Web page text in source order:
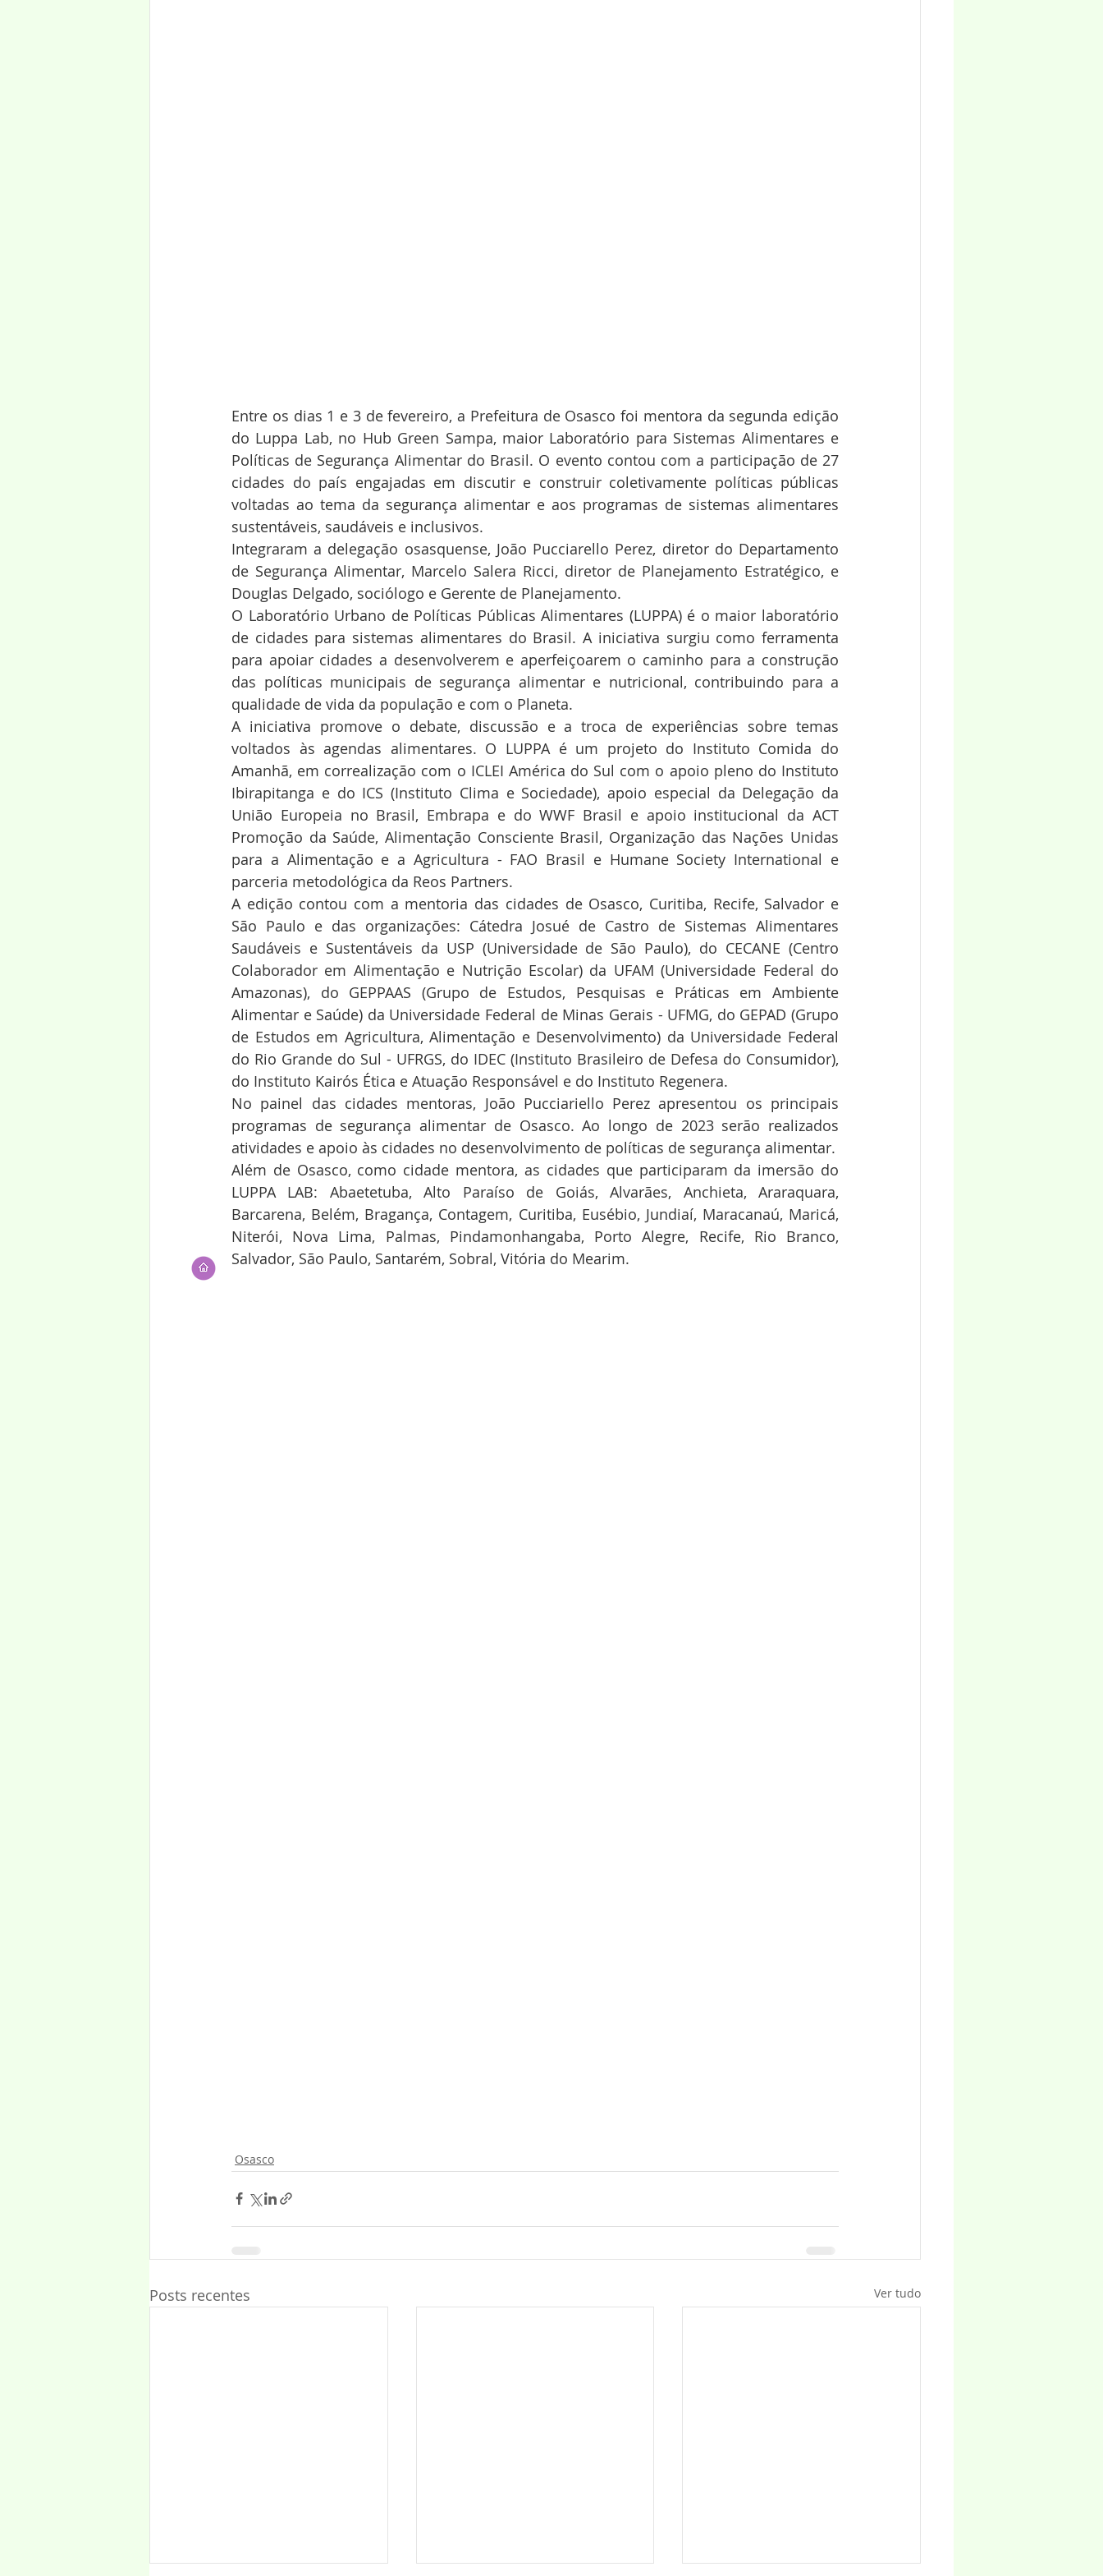
Entre os dias 1 e 3 de fevereiro, a Prefeitura de Osasco foi mentora da segunda edição
do Luppa Lab, no Hub Green Sampa, maior Laboratório para Sistemas Alimentares e
Políticas de Segurança Alimentar do Brasil. O evento contou com a participação de 27
cidades do país engajadas em discutir e construir coletivamente políticas públicas
voltadas ao tema da segurança alimentar e aos programas de sistemas alimentares
sustentáveis, saudáveis e inclusivos.
Integraram a delegação osasquense, João Pucciarello Perez, diretor do Departamento
de Segurança Alimentar, Marcelo Salera Ricci, diretor de Planejamento Estratégico, e
Douglas Delgado, sociólogo e Gerente de Planejamento.
O Laboratório Urbano de Políticas Públicas Alimentares (LUPPA) é o maior laboratório
de cidades para sistemas alimentares do Brasil. A iniciativa surgiu como ferramenta
para apoiar cidades a desenvolverem e aperfeiçoarem o caminho para a construção
das políticas municipais de segurança alimentar e nutricional, contribuindo para a
qualidade de vida da população e com o Planeta.
A iniciativa promove o debate, discussão e a troca de experiências sobre temas
voltados às agendas alimentares. O LUPPA é um projeto do Instituto Comida do
Amanhã, em correalização com o ICLEI América do Sul com o apoio pleno do Instituto
Ibirapitanga e do ICS (Instituto Clima e Sociedade), apoio especial da Delegação da
União Europeia no Brasil, Embrapa e do WWF Brasil e apoio institucional da ACT
Promoção da Saúde, Alimentação Consciente Brasil, Organização das Nações Unidas
para a Alimentação e a Agricultura - FAO Brasil e Humane Society International e
parceria metodológica da Reos Partners.
A edição contou com a mentoria das cidades de Osasco, Curitiba, Recife, Salvador e
São Paulo e das organizações: Cátedra Josué de Castro de Sistemas Alimentares
Saudáveis e Sustentáveis da USP (Universidade de São Paulo), do CECANE (Centro
Colaborador em Alimentação e Nutrição Escolar) da UFAM (Universidade Federal do
Amazonas), do GEPPAAS (Grupo de Estudos, Pesquisas e Práticas em Ambiente
Alimentar e Saúde) da Universidade Federal de Minas Gerais - UFMG, do GEPAD (Grupo
de Estudos em Agricultura, Alimentação e Desenvolvimento) da Universidade Federal
do Rio Grande do Sul - UFRGS, do IDEC (Instituto Brasileiro de Defesa do Consumidor),
do Instituto Kairós Ética e Atuação Responsável e do Instituto Regenera.
No painel das cidades mentoras, João Pucciariello Perez apresentou os principais
programas de segurança alimentar de Osasco. Ao longo de 2023 serão realizados
atividades e apoio às cidades no desenvolvimento de políticas de segurança alimentar.
Além de Osasco, como cidade mentora, as cidades que participaram da imersão do
LUPPA LAB: Abaetetuba, Alto Paraíso de Goiás, Alvarães, Anchieta, Araraquara,
Barcarena, Belém, Bragança, Contagem, Curitiba, Eusébio, Jundiaí, Maracanaú, Maricá,
Niterói, Nova Lima, Palmas, Pindamonhangaba, Porto Alegre, Recife, Rio Branco,
Salvador, São Paulo, Santarém, Sobral, Vitória do Mearim.
Osasco
Posts recentes Ver tudo